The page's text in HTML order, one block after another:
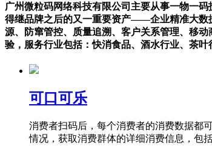
广州微粒码网络科技有限公司主要从事一物一
得继品牌之后的又一重要资产——企业精准大数
源、防窜管控、质量追溯、客户关系管理、移
验，服务行业包括：快消食品、酒水行业、茶
可口可乐
消费者扫码后，每个消费者的消费数据都
情况，获取消费群体的详细消费信息，包